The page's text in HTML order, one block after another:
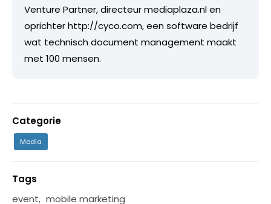
Venture Partner, directeur mediaplaza.nl en
oprichter http://cyco.com, een software bedrijf
wat technisch document management maakt
met 100 mensen.
Categorie
Media
Tags
event, mobile marketing